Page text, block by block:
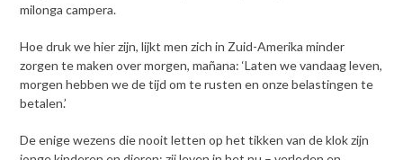
milonga campera.
Hoe druk we hier zijn, lijkt men zich in Zuid-Amerika minder
zorgen te maken over morgen, mañana: ‘Laten we vandaag leven,
morgen hebben we de tijd om te rusten en onze belastingen te
betalen.’
De enige wezens die nooit letten op het tikken van de klok zijn